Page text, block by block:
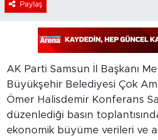
Paylaş
AK Parti Samsun İl Başkanı
Büyükşehir Belediyesi Çok
Ömer Halisdemir Konferans
düzenlediği basın
ekonomik büyüme verileri ve